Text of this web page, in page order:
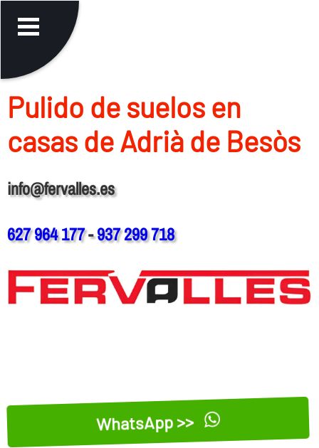
Pulido de suelos en
casas de Adrià de Besòs
info@fervalles.es
627 964 177-937 299 718
WhatsApp >>